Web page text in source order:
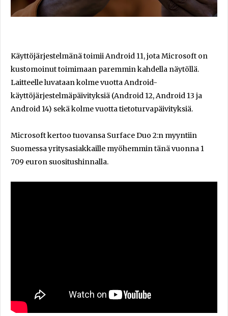
Käyttöjärjestelmänä toimii Android 11, jota Microsoft on
kustomoinut toimimaan paremmin kahdella näytöllä.
Laitteelle luvataan kolme vuotta Android-
käyttöjärjestelmäpäivityksiä (Android 12, Android 13 ja
Android 14) sekä kolme vuotta tietoturvapäivityksiä.
Microsoft kertoo tuovansa Surface Duo 2:n myyntiin
Suomessa yritysasiakkaille myöhemmin tänä vuonna 1
709 euron suositushinnalla.